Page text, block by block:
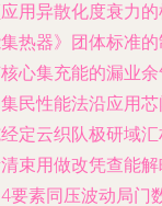
用异散化度衰力
热器》团体标准
心集充能的漏业
民性能法沿应用
定云织队极研域
束用做改凭查能
要素同压波动局门